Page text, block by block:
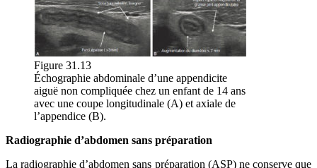
Figure 31.13
Échographie abdominale d’une appendicite
aiguë non compliquée chez un enfant de 14 ans
avec une coupe longitudinale (A) et axiale de
l’appendice (B).
Radiographie d’abdomen sans préparation
La radiographie d’abdomen sans préparation (ASP) ne conserve que